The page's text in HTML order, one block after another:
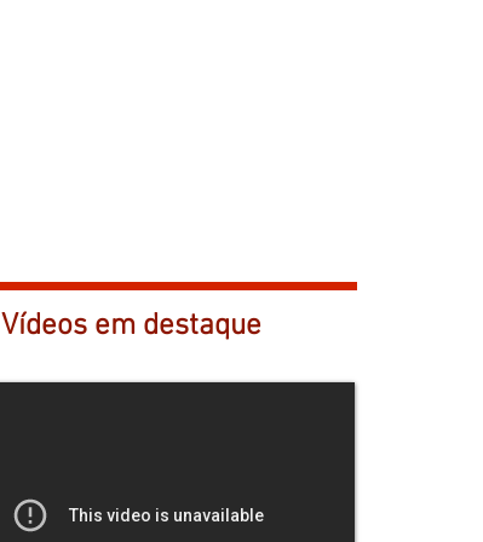
Vídeos em destaque